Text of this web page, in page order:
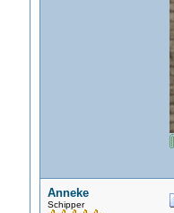
Anneke
Schipper